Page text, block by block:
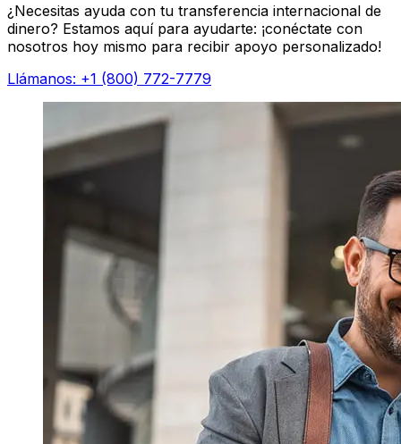
¿Necesitas ayuda con tu transferencia internacional de
dinero? Estamos aquí para ayudarte: ¡conéctate con
nosotros hoy mismo para recibir apoyo personalizado!
Llámanos: +1 (800) 772-7779